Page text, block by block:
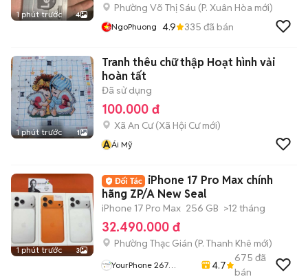
1 phút trước 4
Phường Võ Thị Sáu (P. Xuân Hòa mới)
NgoPhuong 4.9 335 đã bán
1 phút trước 1
Tranh thêu chữ thập Hoạt hình vải
hoàn tất
Đã sử dụng
100.000 đ
Xã An Cư(Xã Hội Cưmới)
ÁÁi Mỹ
1 phút trước 3
iPhone 17 Pro Max chính
hãng ZP/A New Seal
iPhone 17 Pro Max 256 GB >12 tháng
32.490.000 đ
Phường Thạc Gián (P. Thanh Khê mới)
YourPhone 267
4.7
675 đã
bán